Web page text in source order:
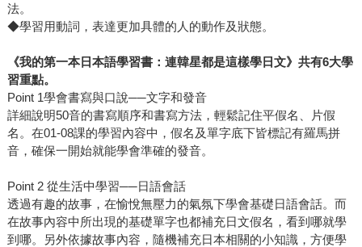
法。
◆學習用動詞，表達更加具體的人的動作及狀態。
《我的第一本日本語學習書：連韓星都是這樣學日文》共有6大學
習重點。
Point 1學會書寫與口說──文字和發音
詳細說明50音的書寫順序和書寫方法，輕鬆記住平假名、片假
名。在01-08課的學習內容中，假名及單字底下皆標記有羅馬拼
音，確保一開始就能學會準確的發音。
Point 2 從生活中學習──日語會話
透過有趣的故事，在愉悅無壓力的氣氛下學會基礎日語會話。而
在故事內容中所出現的基礎單字也都補充日文假名，看到哪就學
到哪。另外依據故事內容，隨機補充日本相關的小知識，方便學